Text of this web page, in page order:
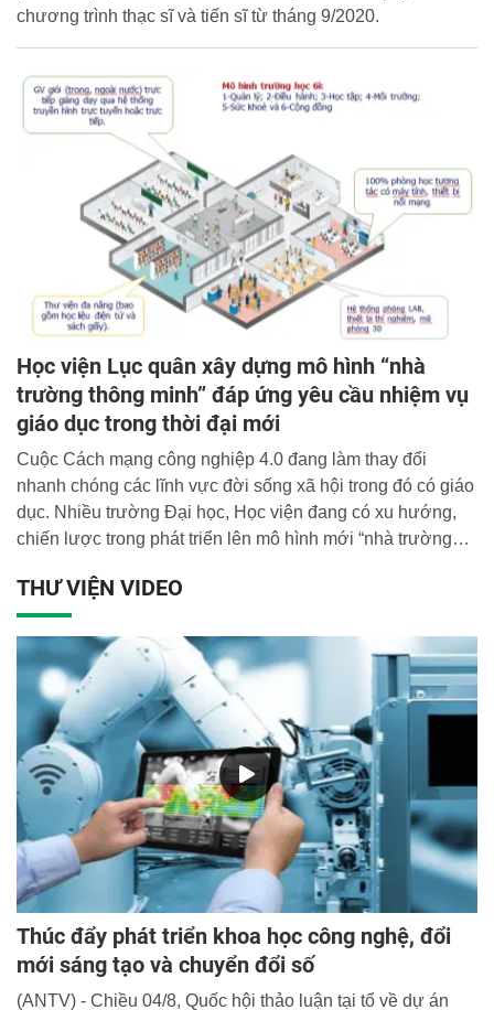
chương trình thạc sĩ và tiến sĩ từ tháng 9/2020.
Học viện Lục quân xây dựng mô hình “nhà
trường thông minh” đáp ứng yêu cầu nhiệm vụ
giáo dục trong thời đại mới
Cuộc Cách mạng công nghiệp 4.0 đang làm thay đổi
nhanh chóng các lĩnh vực đời sống xã hội trong đó có giáo
dục. Nhiều trường Đại học, Học viện đang có xu hướng,
chiến lược trong phát triển lên mô hình mới “nhà trường
đào tạo, nghiên cứu khoa học trong tình hình mới. Là một
trung tâm huấn luyện lớn trong quân đội, Học viện Lục
quân cũng đang lấy đây là mục tiêu hướng tới.
THƯ VIỆN VIDEO
Thúc đẩy phát triển khoa học công nghệ, đổi
mới sáng tạo và chuyển đổi số
(ANTV) - Chiều 04/8, Quốc hội thảo luận tại tổ về dự án